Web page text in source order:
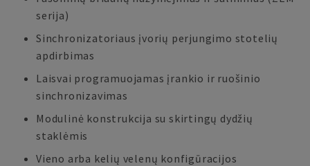
serija)
Sinchronizatoriaus įvorių perjungimo stotelių
apdirbimas
Laisvai programuojamas įrankio ir ruošinio
sinchronizavimas
Modulinė konstrukcija su skirtingų dydžių
staklėmis
Vieno arba kelių velenų konfigūracijos